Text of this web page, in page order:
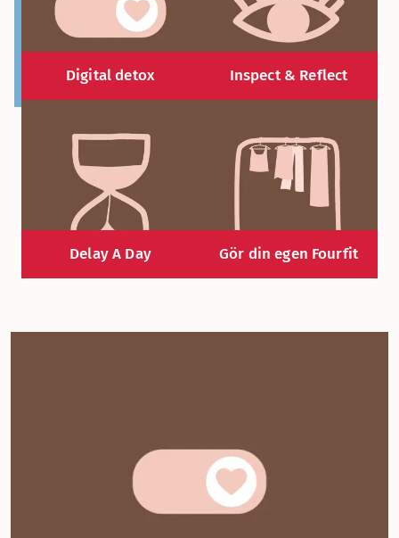
Digital detox Inspect & Reflect
Delay A Day Gör din egen Fourfit